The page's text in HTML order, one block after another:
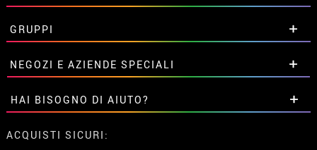
• Su di noi
• Condizioni di vendita
• Avviso legale privacy
• Attenzione al cliente
• Utilizzo dei cookies
•Impostazioni dei cookie
GRUPPI
Sconti speciali per gruppi.
Contattaci qui
NEGOZI E AZIENDE SPECIALI
Sconti speciali per gruppi.
Contattaci qui
HAI BISOGNO DI AIUTO?
Non ho ancora fatto l'ordine
ACQUISTI SICURI: